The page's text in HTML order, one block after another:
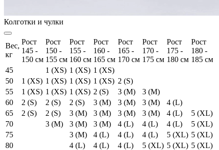
Колготки и чулки
Вес,
кг
Рост
145 -
150 см
Рост
150 -
155 см
Рост
155 -
160 см
Рост
160 -
165 см
Рост
165 -
170 см
Рост
170 -
175 см
Рост
175 -
180 см
Рост
180 -
185 см
45
1 (XS) 1 (XS) 1 (XS)
50
1 (XS) 1 (XS) 1 (XS) 1 (XS) 2 (S)
55
1 (XS) 1 (XS) 1 (XS) 2 (S) 3 (M)
3 (M)
60
2 (S) 2 (S) 2 (S) 3 (M) 3 (M) 3 (M)
4 (L)
65
2 (S) 2 (S) 3 (M) 3 (M) 3 (M) 3 (M) 4 (L)
5 (XL)
70
3 (M) 3 (M) 3 (M) 4 (L) 4 (L) 4 (L)
5 (XL)
75
3 (M) 4 (L) 4 (L) 4 (L) 5 (XL) 5 (XL)
80
4 (L) 4 (L) 4 (L) 5 (XL) 5 (XL) 5 (XL)